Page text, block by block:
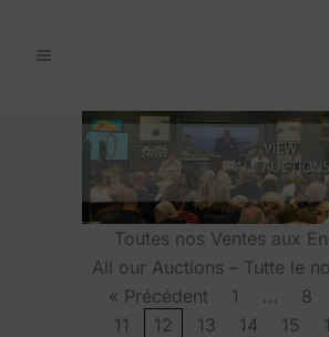
Toutes nos Ventes aux
All our Auctions – Tutte le
« Précédent
1 … 8
11
12 13 14 15